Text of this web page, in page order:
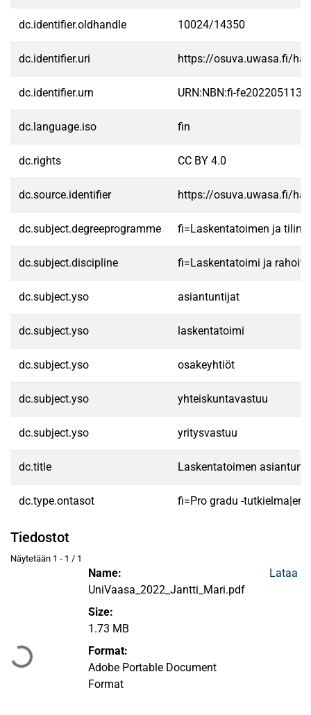
dc.identifier.oldhandle 10024/14350
dc.identifier.uri https://osuva.uwasa.fi/
dc.identifier.urn URN:NBN:fi-
dc.language.iso fin
dc.rights CC BY 4.0
dc.source.identifier https://osuva.uwasa.fi/
dc.subject.degreeprogramme fi=Laskentatoimen ja
dc.subject.discipline fi=Laskentatoimi ja
dc.subject.yso asiantuntijat
dc.subject.yso laskentatoimi
dc.subject.yso osakeyhtiöt
dc.subject.yso yhteiskuntavastuu
dc.subject.yso yritysvastuu
dc.title Laskentatoimen
dc.type.ontasot fi=Pro gradu -
Tiedostot
Näytetään 1 - 1 / 1
Ladataan...
Name:
UniVaasa_2022_Jantti_Mari.pdf
Size:
1.73 MB
Format:
Adobe Portable Document
Format
Lataa